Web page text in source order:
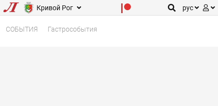
Кривой Рог рус
СОБЫТИЯ Гастрособытия